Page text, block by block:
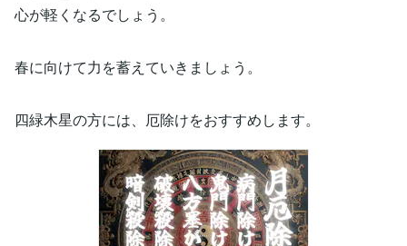
心が軽くなるでしょう。
春に向けて力を蓄えていきましょう。
四緑木星の方には、厄除けをおすすめします。